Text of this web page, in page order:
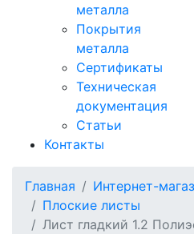
металла
Покрытия
металла
Сертификаты
Техническая
документация
Статьи
Контакты
Главная Интернет-
Плоские листы
Лист гладкий 1.2